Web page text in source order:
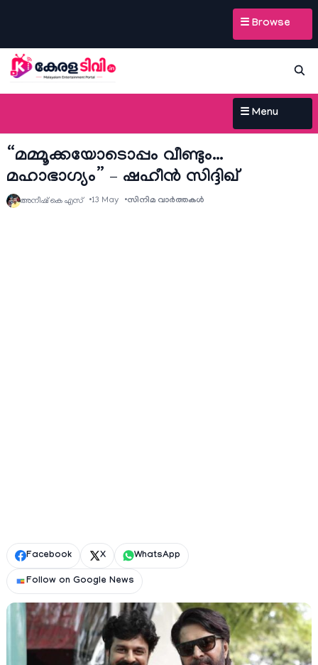
☰ Browse
☰ Menu
“മമ്മൂക്കയോടൊപ്പം വീണ്ടും…
മഹാഭാഗ്യം” – ഷഹീൻ സിദ്ദിഖ്
അനീഷ്‌ കെ എസ് 13 May സിനിമ വാര്‍ത്തകള്‍
Facebook X WhatsApp
Follow on Google News